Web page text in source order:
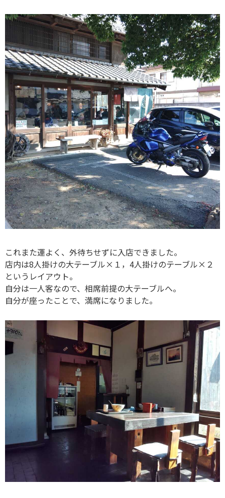
これまた運よく、外待ちせずに入店できました。
店内は8人掛けの大テーブル×１，4人掛けのテーブル×２
というレイアウト。
自分は一人客なので、相席前提の大テーブルへ。
自分が座ったことで、満席になりました。